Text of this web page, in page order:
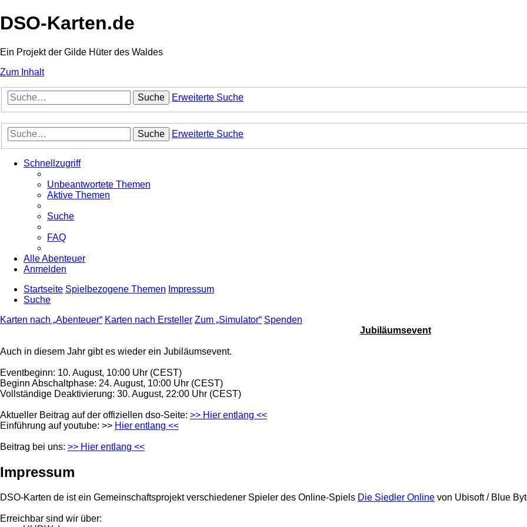
DSO-Karten.de
Ein Projekt der Gilde Hüter des Waldes
Zum Inhalt
Suche Erweiterte Suche
Suche Erweiterte Suche
Schnellzugriff
Unbeantwortete Themen
Aktive Themen
Suche
FAQ
Alle Abenteuer
Anmelden
Startseite Spielbezogene Themen Impressum
Suche
Karten nach „Abenteuer“ Karten nach Ersteller Zum „Simulator“ Spenden
Jubiläumsevent
Auch in diesem Jahr gibt es wieder ein Jubiläumsevent.
Eventbeginn: 10. August, 10:00 Uhr (CEST)
Beginn Abschaltphase: 24. August, 10:00 Uhr (CEST)
Vollständige Deaktivierung: 30. August, 22:00 Uhr (CEST)
Aktueller Beitrag auf der offiziellen dso-Seite: >> Hier entlang <<
Einführung auf youtube: >> Hier entlang <<
Beitrag bei uns: >> Hier entlang <<
Impressum
DSO-Karten de ist ein Gemeinschaftsprojekt verschiedener Spieler des Online-Spiels Die Siedler Online von Ubisoft / Blue
Erreichbar sind wir über: